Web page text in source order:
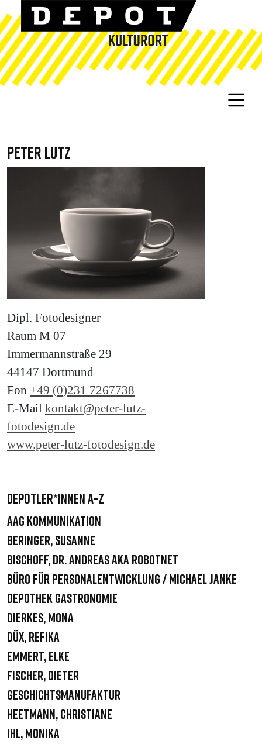
PETER LUTZ
Dipl. Fotodesigner
Raum M 07
Immermannstraße 29
44147 Dortmund
Fon +49 (0)231 7267738
E-Mail kontakt@peter-lutz-
fotodesign.de
www.peter-lutz-fotodesign.de
DEPOTLER*INNEN A-Z
AAG Kommunikation
Beringer, Susanne
Bischoff, Dr. Andreas aka robotnet
Büro für Personalentwicklung / Michael Janke
Depothek Gastronomie
Dierkes, Mona
Düx, Refika
Emmert, Elke
Fischer, Dieter
Geschichtsmanufaktur
Heetmann, Christiane
Ihl, Monika